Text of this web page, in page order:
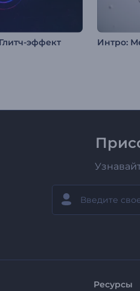
эффект Интро:
Ресурсы